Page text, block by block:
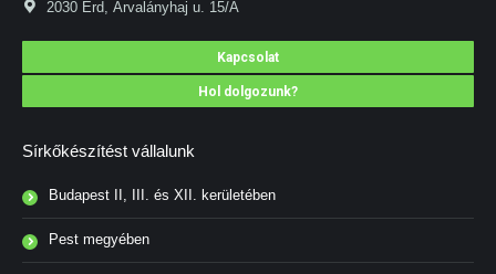
2030 Érd, Árvalányhaj u. 15/A
Kapcsolat
Hol dolgozunk?
Sírkőkészítést vállalunk
Budapest II, III. és XII. kerületében
Pest megyében